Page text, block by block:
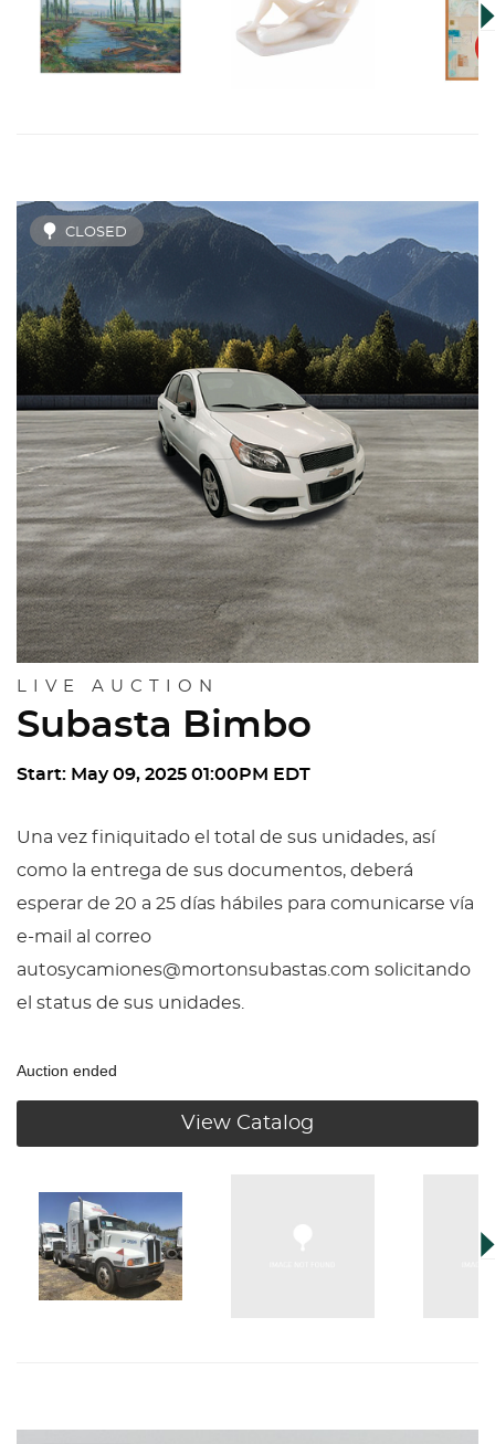
CLOSED
LIVE AUCTION
Subasta Bimbo
Start: May 09, 2025 01:00PM EDT
Una vez finiquitado el total de sus unidades, así
como la entrega de sus documentos, deberá
esperar de 20 a 25 días hábiles para comunicarse vía
e-mail al correo
autosycamiones@mortonsubastas.com solicitando
el status de sus unidades.
Auction ended
View Catalog